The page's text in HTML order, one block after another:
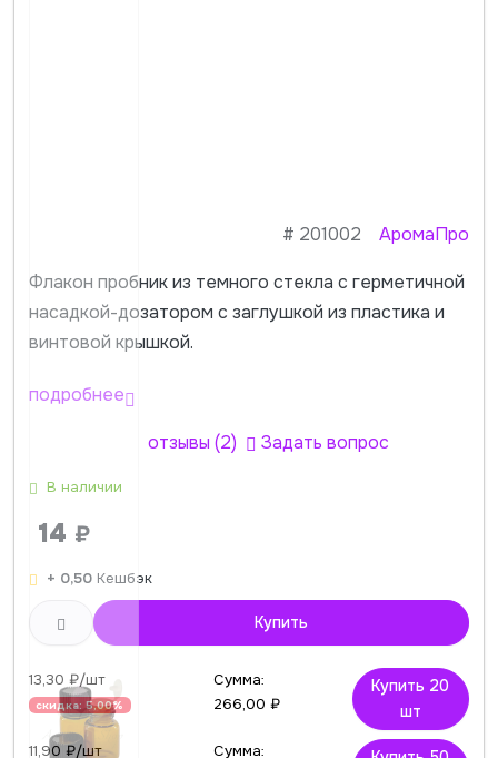
# 201002 АромаПро
Флакон пробник из темного стекла c герметичной
насадкой-дозатором с заглушкой из пластика и
винтовой крышкой.
подробнее
отзывы (2) Задать вопрос
В наличии
14 ₽
+ 0,50 Кешбэк
Купить
13,30 ₽/шт
скидка: 5,00%
Сумма:
266,00 ₽
Купить 20
шт
11,90 ₽/шт Сумма: